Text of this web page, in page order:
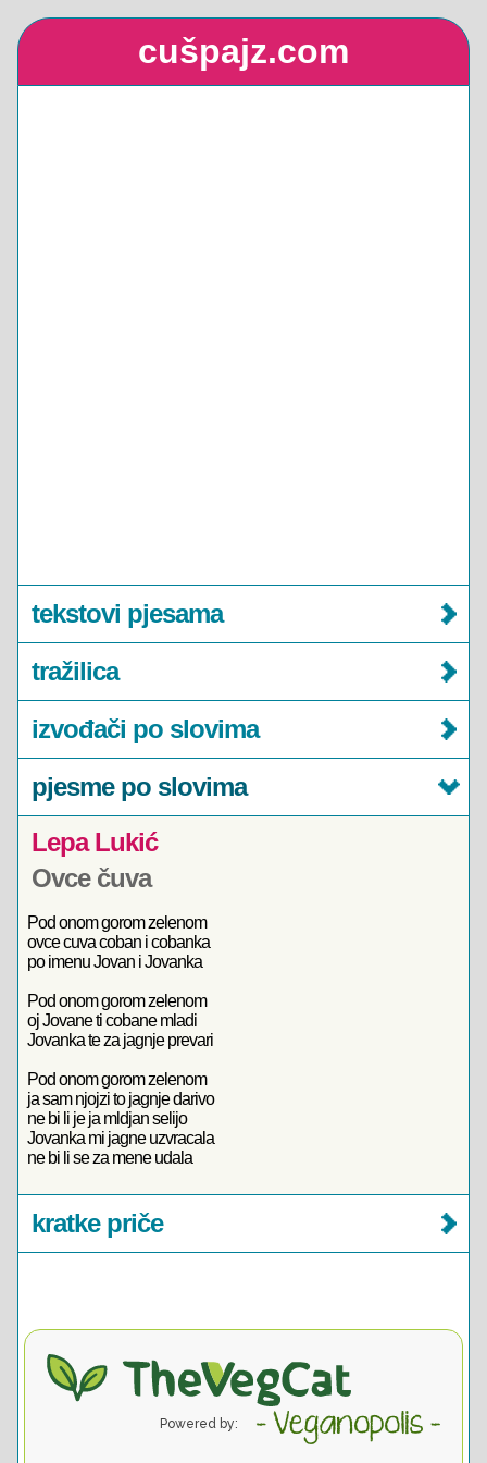
cušpajz.com
tekstovi pjesama
tražilica
izvođači po slovima
pjesme po slovima
Lepa Lukić
Ovce čuva
Pod onom gorom zelenom
ovce cuva coban i cobanka
po imenu Jovan i Jovanka
Pod onom gorom zelenom
oj Jovane ti cobane mladi
Jovanka te za jagnje prevari
Pod onom gorom zelenom
ja sam njojzi to jagnje darivo
ne bi li je ja mldjan selijo
Jovanka mi jagne uzvracala
ne bi li se za mene udala
kratke priče